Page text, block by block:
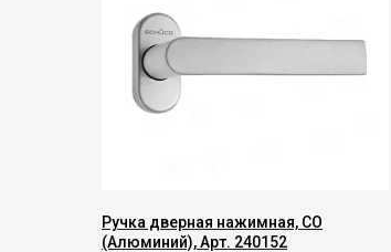
Ручка дверная нажимная, CO
(Алюминий), Арт. 240152